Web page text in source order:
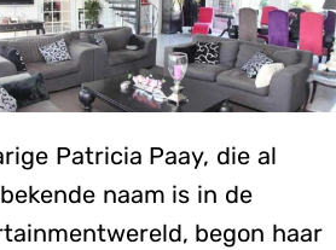
Patricia Paay, die al
naam is in de
begon haar